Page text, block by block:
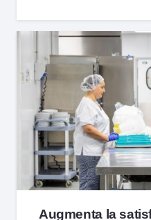
Augmenta la